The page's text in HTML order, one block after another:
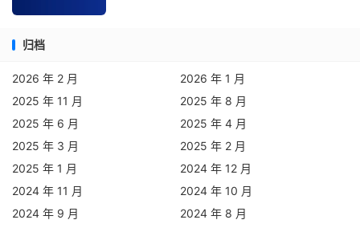
归档
2026 年 2 月
2026 年 1 月
2025 年 11 月
2025 年 8 月
2025 年 6 月
2025 年 4 月
2025 年 3 月
2025 年 2 月
2025 年 1 月
2024 年 12 月
2024 年 11 月
2024 年 10 月
2024 年 9 月
2024 年 8 月